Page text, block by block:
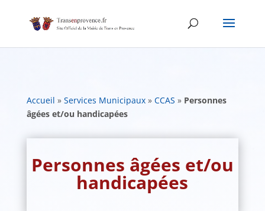
content
Accueil » Services Municipaux» CCAS » Personnes
âgées et/ou handicapées
Personnes âgées et/ou
handicapées